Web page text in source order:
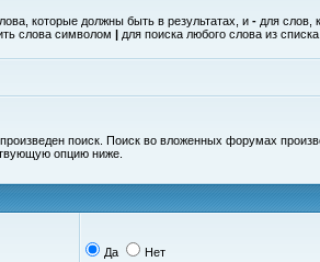
которые должны быть в результатах, и - для слов,
слова символом | для поиска любого слова из
поиск. Поиск во вложенных форумах
опцию ниже.
Да Нет